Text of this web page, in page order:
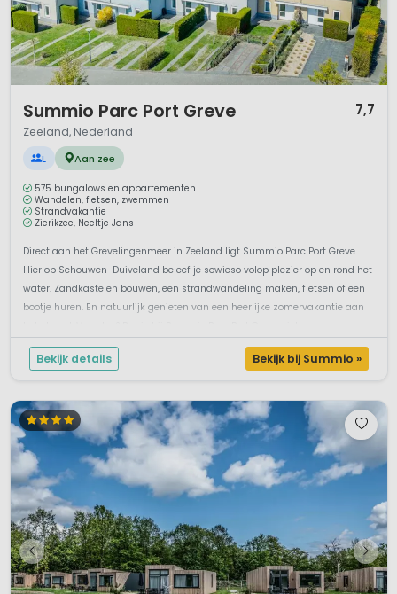
Summio Parc Port Greve 7,7
Zeeland, Nederland
L Aan zee
575 bungalows en appartementen
Wandelen, fietsen, zwemmen
Strandvakantie
Zierikzee, Neeltje Jans
Direct aan het Grevelingenmeer in Zeeland ligt Summio Parc Port Greve.
Hier op Schouwen-Duiveland beleef je sowieso volop plezier op en rond het
water. Zandkastelen bouwen, een strandwandeling maken, fietsen of een
bootje huren. En natuurlijk genieten van een heerlijke zomervakantie aan
Bekijk details Bekijk bij Summio »